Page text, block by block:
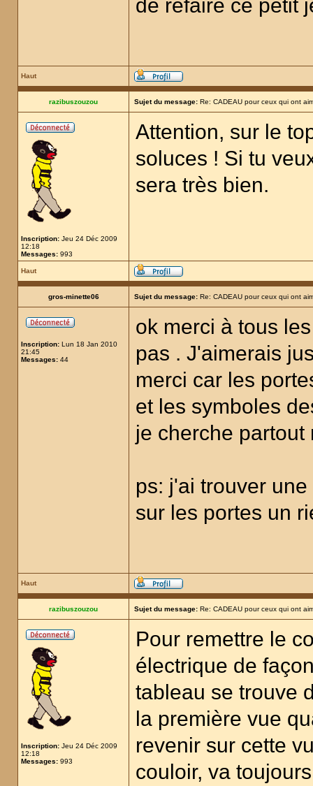
de refaire ce petit
Haut
razibuszouzou Sujet du message: Re: CADEAU pour ceux qui ont
Inscription: Jeu 24 Déc 2009
12:18
Messages: 993
Attention, sur le
soluces ! Si tu
sera très bien.
Haut
gros-minette06 Sujet du message: Re: CADEAU pour ceux qui ont
Inscription: Lun 18 Jan 2010
21:45
Messages: 44
ok merci à tous
pas . J'aimerais
merci car les
et les symboles
je cherche
ps: j'ai trouver
sur les portes un
Haut
razibuszouzou Sujet du message: Re: CADEAU pour ceux qui ont
Inscription: Jeu 24 Déc 2009
12:18
Messages: 993
Pour remettre le
électrique de
tableau se trouve
la première vue
revenir sur cette
couloir, va